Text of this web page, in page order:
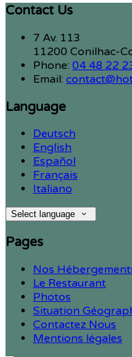
Contact Us
7 Av. 113
11200 Conilhac-
Phone: 04 48 22
Email:
Language
Deutsch
English
Español
Français
Italiano
Select language
Pages
Nos
Le Restaurant
Photos
Situation
Contactez Nous
Mentions légales